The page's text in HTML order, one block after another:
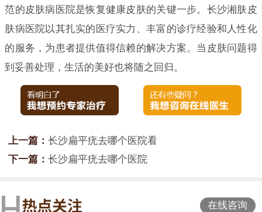
范的皮肤病医院是恢复健康皮肤的关键一步。长沙湘肤皮
肤病医院以其扎实的医疗实力、丰富的诊疗经验和人性化
的服务，为患者提供值得信赖的解决方案。当皮肤问题得
到妥善处理，生活的美好也将随之回归。
上一篇： 长沙扁平疣去哪个医院看
下一篇： 长沙扁平疣去哪个医院
在线咨询